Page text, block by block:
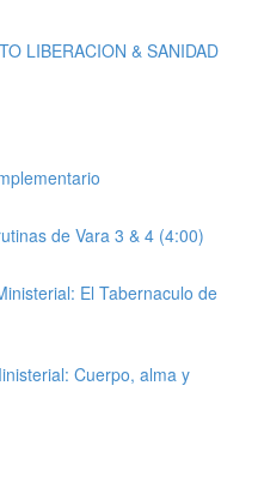
LIBERACION & SANIDAD
de Vara 3 & 4 (4:00)
El Tabernaculo de
Cuerpo, alma y